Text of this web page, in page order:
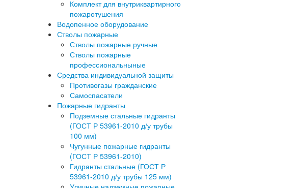
Комплект для внутриквартирного
пожаротушения
Водопенное оборудование
Стволы пожарные
Стволы пожарные ручные
Стволы пожарные
профессиональныные
Средства индивидуальной защиты
Противогазы гражданские
Самоспасатели
Пожарные гидранты
Подземные стальные гидранты
(ГОСТ Р 53961-2010 д/у трубы
100 мм)
Чугунные пожарные гидранты
(ГОСТ Р 53961-2010)
Гидранты стальные (ГОСТ Р
53961-2010 д/у трубы 125 мм)